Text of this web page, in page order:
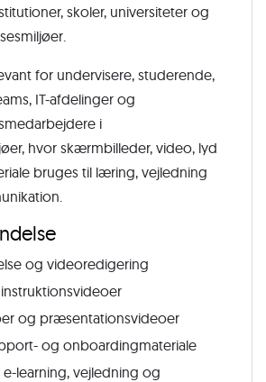
skoler, universiteter og
for undervisere, studerende,
IT-afdelinger og
i
hvor skærmbilleder, video, lyd
bruges til læring, vejledning
og videoredigering
og præsentationsvideoer
og onboardingmateriale
e-learning, vejledning og